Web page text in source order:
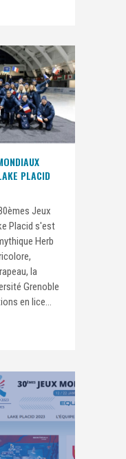
PLACID
Jeux
Placid s'est
Herb
la
Grenoble
en lice...